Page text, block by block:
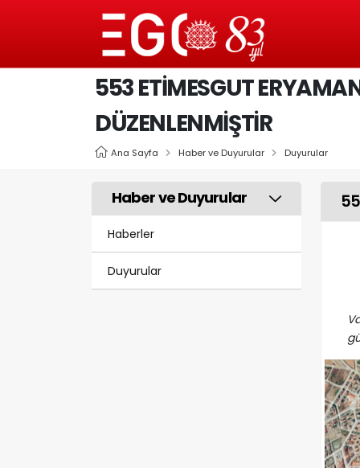
553 ETIMESGUT
DÜZENLENMIŞTIR
Ana Sayfa Haber ve Duyurular Duyurular
Haber ve Duyurular
Haberler
Duyurular